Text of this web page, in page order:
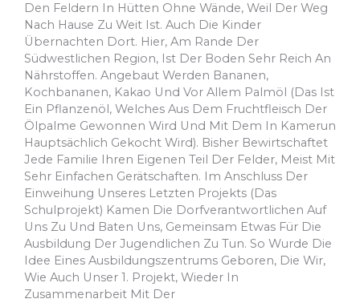
Den Feldern In Hütten Ohne Wände, Weil Der Weg
Nach Hause Zu Weit Ist. Auch Die Kinder
Übernachten Dort. Hier, Am Rande Der
Südwestlichen Region, Ist Der Boden Sehr Reich An
Nährstoffen. Angebaut Werden Bananen,
Kochbananen, Kakao Und Vor Allem Palmöl (das Ist
Ein Pflanzenöl, Welches Aus Dem Fruchtfleisch Der
Ölpalme Gewonnen Wird Und Mit Dem In Kamerun
Hauptsächlich Gekocht Wird). Bisher Bewirtschaftet
Jede Familie Ihren Eigenen Teil Der Felder, Meist Mit
Sehr Einfachen Gerätschaften. Im Anschluss Der
Einweihung Unseres Letzten Projekts (das
Schulprojekt) Kamen Die Dorfverantwortlichen Auf
Uns Zu Und Baten Uns, Gemeinsam Etwas Für Die
Ausbildung Der Jugendlichen Zu Tun. So Wurde Die
Idee Eines Ausbildungszentrums Geboren, Die Wir,
Wie Auch Unser 1. Projekt, Wieder In
Zusammenarbeit Mit Der